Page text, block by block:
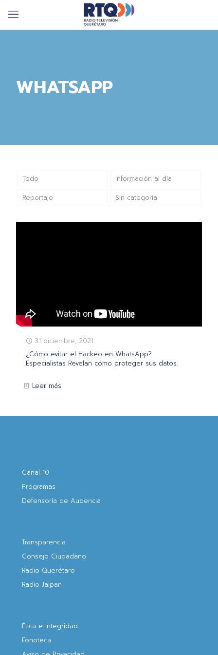
WHATSAPP
Todo Información al día
Reportaje Sin categoría
31 diciembre, 2021
¿Cómo evitar el Hackeo en WhatsApp?
Especialistas Revelan cómo proteger sus datos.
Leer más
Canal 10
Programas
Defensoría de Audencia
Transparencia
Consejo Ciudadano
Radio Querétaro
Radio Jalpan
Ética e Integridad
Fonoteca